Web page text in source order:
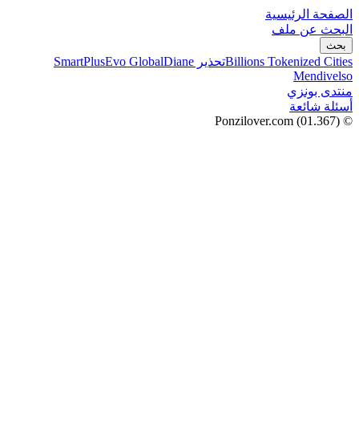
الصفحة الرئيسية
البحث عن ملف
بحث
Billions Tokenized Citiesتحذير SmartPlus Evo GlobalDiane
Mendivelso
منتدى بونزي
أسئلة شائعة
© Ponzilover.com
(01.367)